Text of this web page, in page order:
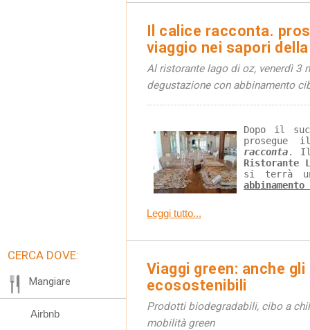
Il calice racconta.
viaggio nei sapori
Al ristorante lago di oz, venerdì 3
degustazione con abbinamento
Dopo il
prosegue
racconta.
Ristorante
si terrà
Leggi tutto...
Viaggi green: anche
ecosostenibili
Prodotti biodegradabili, cibo a
mobilità green
CERCA DOVE:
Mangiare
Airbnb